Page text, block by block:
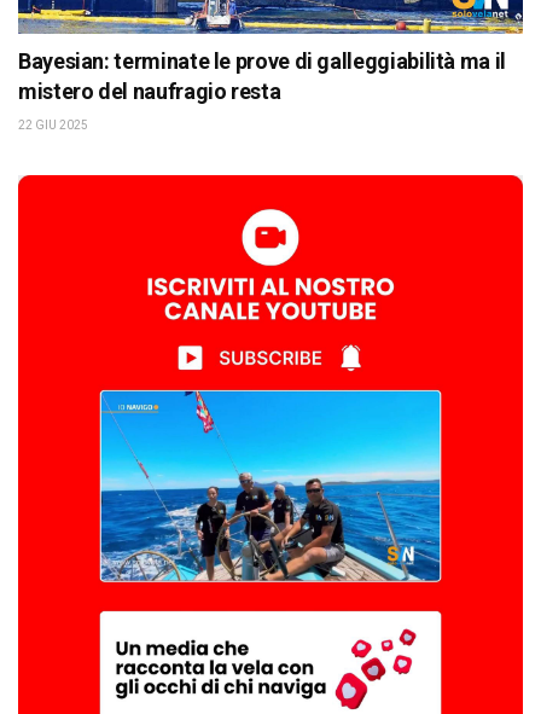
Bayesian: terminate le prove di galleggiabilità ma il
mistero del naufragio resta
22 GIU 2025